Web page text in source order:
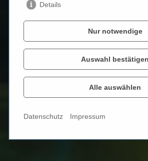
Details
Nur notwendige
Auswahl bestätigen
Alle auswählen
Datenschutz Impressum